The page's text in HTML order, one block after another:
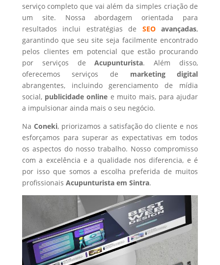
serviço completo que vai além da simples criação de
um site. Nossa abordagem orientada para
resultados inclui estratégias de SEOavançadas,
garantindo que seu site seja facilmente encontrado
pelos clientes em potencial que estão procurando
por serviços deAcupunturista. Além disso,
oferecemos serviços de marketing digital
abrangentes, incluindo gerenciamento de mídia
social, publicidade online e muito mais, para ajudar
a impulsionar ainda mais o seu negócio.
Na Coneki, priorizamos a satisfação do cliente e nos
esforçamos para superar as expectativas em todos
os aspectos do nosso trabalho. Nosso compromisso
com a excelência e a qualidade nos diferencia, e é
por isso que somos a escolha preferida de muitos
profissionais Acupunturistaem Sintra.